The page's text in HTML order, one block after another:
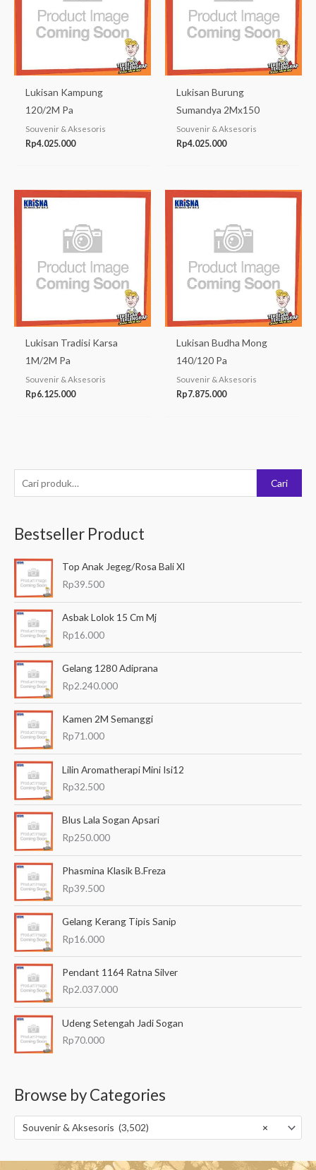
e
c
a
u
n
u
Cari
Bestseller Product
Top Anak Jegeg/Rosa Bali Xl
Rp39.500
Asbak Lolok 15 Cm Mj
Rp16.000
Gelang 1280 Adiprana
Rp2.240.000
Kamen 2M Semanggi
Rp71.000
Lilin Aromatherapi Mini Isi12
Rp32.500
Blus Lala Sogan Apsari
Rp250.000
Phasmina Klasik B.Freza
Rp39.500
Gelang Kerang Tipis Sanip
Rp16.000
Pendant 1164 Ratna Silver
Rp2.037.000
Udeng Setengah Jadi Sogan
Rp70.000
Browse by Categories
×
Souvenir & Aksesoris (3,502)
Lukisan Kampung
120/2M Pa
Souvenir & Aksesoris
Rp4.025.000
Lukisan Burung
Sumandya 2Mx150
Souvenir & Aksesoris
Rp4.025.000
Lukisan Tradisi Karsa
1M/2M Pa
Souvenir & Aksesoris
Rp6.125.000
Lukisan Budha Mong
140/120 Pa
Souvenir & Aksesoris
Rp7.875.000